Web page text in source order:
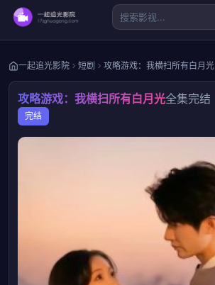
一起追光影院 短剧 攻略游戏：我横扫所有白月光
攻略游戏：我横扫所有白月光全集完结
完结